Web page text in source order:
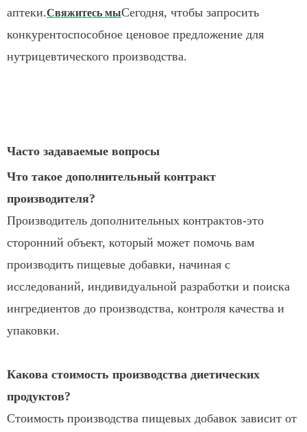
аптеки.Свяжитесь мыСегодня, чтобы запросить
конкурентоспособное ценовое предложение для
нутрицевтического производства.
Часто задаваемые вопросы
Что такое дополнительный контракт
производителя?
Производитель дополнительных контрактов-это
сторонний объект, который может помочь вам
производить пищевые добавки, начиная с
исследований, индивидуальной разработки и поиска
ингредиентов до производства, контроля качества и
упаковки.
Какова стоимость производства диетических
продуктов?
Стоимость производства пищевых добавок зависит от